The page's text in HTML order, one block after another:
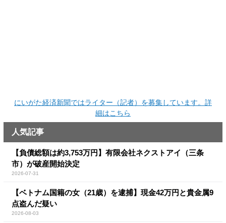
にいがた経済新聞ではライター（記者）を募集しています。詳
細はこちら
人気記事
【負債総額は約3,753万円】有限会社ネクストアイ（三条
市）が破産開始決定
2026-07-31
【ベトナム国籍の女（21歳）を逮捕】現金42万円と貴金属9
点盗んだ疑い
2026-08-03